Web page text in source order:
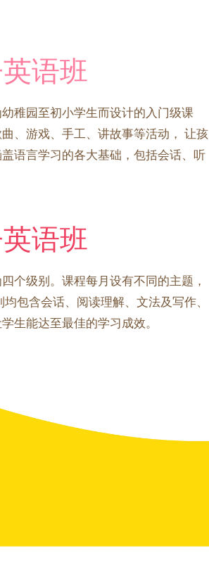
语班
稚园至初小学生而设计的入门级课
、游戏、手工、讲故事等活动， 让孩
语言学习的各大基础，包括会话、听
语班
个级别。课程每月设有不同的主题，
包含会话、阅读理解、文法及写作、
生能达至最佳的学习成效。